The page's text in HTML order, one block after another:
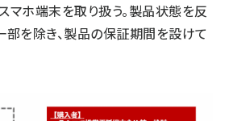
マホ端末を取り扱う。製品状態を反
部を除き、製品の保証期間を設けて